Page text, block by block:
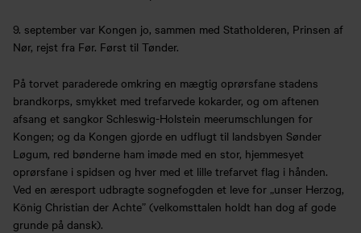
9. september var Kongen jo, sammen med Statholderen, Prinsen af
Nør, rejst fra Før. Først til Tønder.
På torvet paraderede omkring en mægtig oprørsfane stadens
brandkorps, smykket med trefarvede kokarder, og om aftenen
afsang et sangkor Schleswig-Holstein meerumschlungen for
Kongen; og da Kongen gjorde en udflugt til landsbyen Sønder
Løgum, red bønderne ham imøde med en stor, hjemmesyet
oprørsfane i spidsen og hver med et lille trefarvet flag i hånden.
Ved en æresport udbragte sognefogden et leve for „unser Herzog,
König Christian der Achte” (velkomsttalen holdt han dog af gode
grunde på dansk).